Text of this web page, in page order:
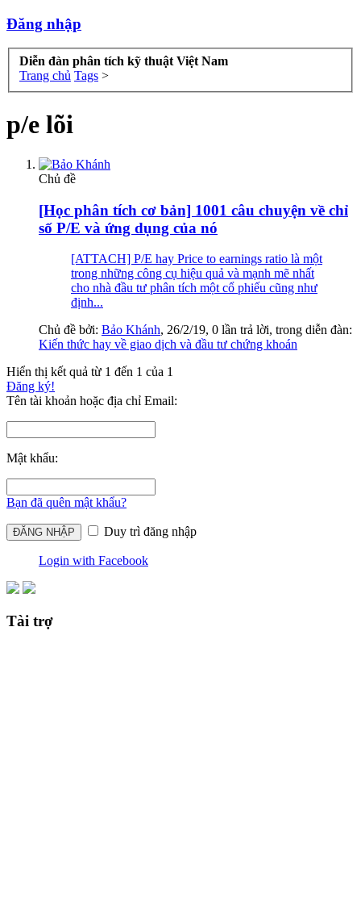
Đăng nhập
Diễn đàn phân tích kỹ thuật Việt Nam
Trang chủ Tags >
p/e lõi
Chủ đề
[Học phân tích cơ bản] 1001 câu chuyện về chỉ
số P/E và ứng dụng của nó
[ATTACH] P/E hay Price to earnings ratio là một
trong những công cụ hiệu quả và mạnh mẽ nhất
cho nhà đầu tư phân tích một cổ phiếu cũng như
định...
Chủ đề bởi: Bảo Khánh, 26/2/19, 0 lần trả lời, trong diễn đàn:
Kiến thức hay về giao dịch và đầu tư chứng khoán
Hiển thị kết quả từ 1 đến 1 của 1
Đăng ký!
Tên tài khoản hoặc địa chỉ Email:
Mật khẩu:
Bạn đã quên mật khẩu?
Duy trì đăng nhập
Login with Facebook
Tài trợ